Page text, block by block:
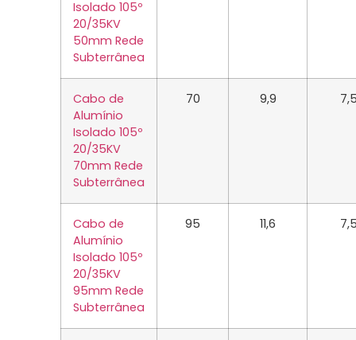
Isolado 105º
20/35KV
50mm Rede
Subterrânea
Cabo de
Alumínio
Isolado 105º
20/35KV
70mm Rede
Subterrânea
70 9,9
Cabo de
Alumínio
Isolado 105º
20/35KV
95mm Rede
Subterrânea
95 11,6